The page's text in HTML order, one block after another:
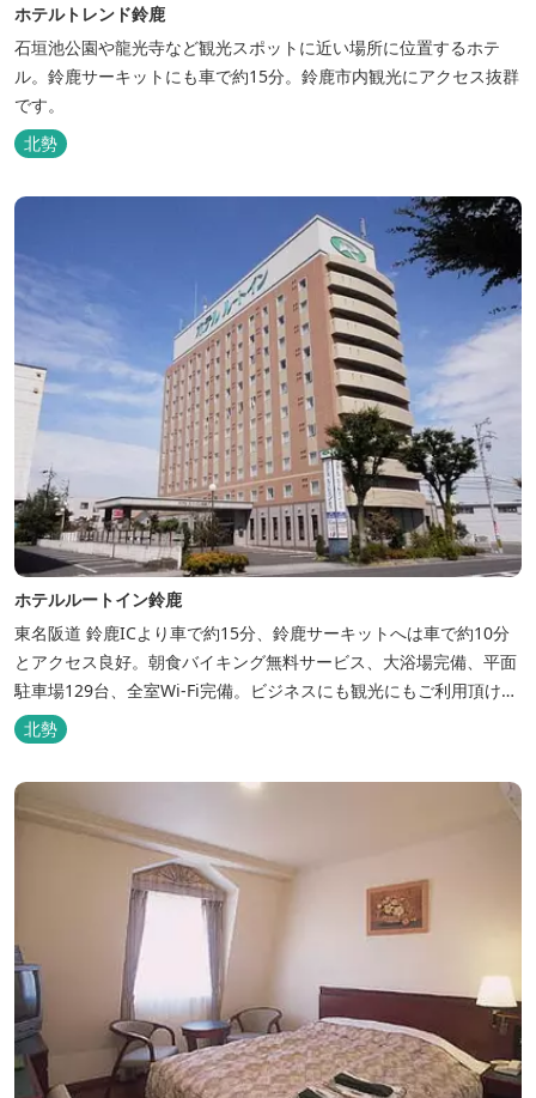
ホテルトレンド鈴鹿
石垣池公園や龍光寺など観光スポットに近い場所に位置するホテ
ル。鈴鹿サーキットにも車で約15分。鈴鹿市内観光にアクセス抜群
です。
北勢
ホテルルートイン鈴鹿
東名阪道 鈴鹿ICより車で約15分、鈴鹿サーキットへは車で約10分
とアクセス良好。朝食バイキング無料サービス、大浴場完備、平面
駐車場129台、全室Wi-Fi完備。ビジネスにも観光にもご利用頂ける
快適なホテルライフをご提供します。
北勢